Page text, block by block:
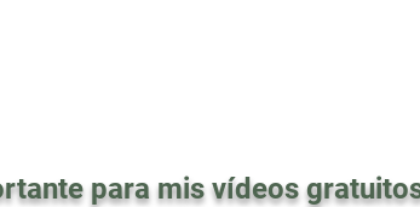
para mis vídeos